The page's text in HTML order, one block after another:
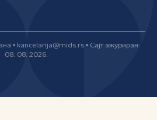
• kancelarija@rnids.rs • Сајт ажуриран:
08. 08. 2026.